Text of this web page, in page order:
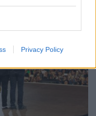
Privacy Policy